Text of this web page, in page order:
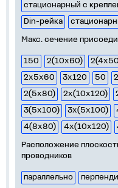
стационарный с
Din-рейка
Макс. сечение
150 2(10х60)
2х5х60
3х120 50
2(5х80)
2х(10х120)
3(5х100)
3х(5х100)
4(8х80)
4х(10х120)
Расположение
проводников
параллельно